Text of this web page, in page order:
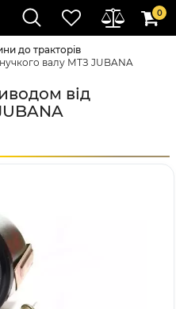
0
до тракторів
валу МТЗ JUBANA
від